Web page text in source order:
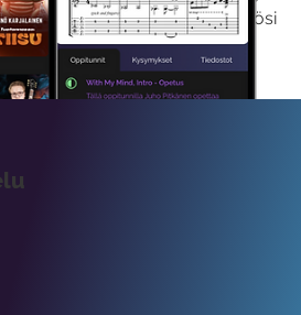
saat koko sisältömme käyttöösi
viikon ajaksi.